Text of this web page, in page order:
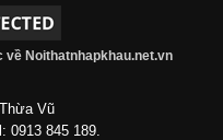
về Noithatnhapkhau.net.vn
Vũ
0913 845 189.